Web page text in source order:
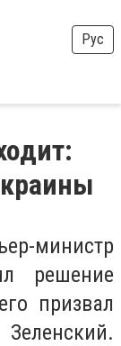
Рус
министр
решение
призвал